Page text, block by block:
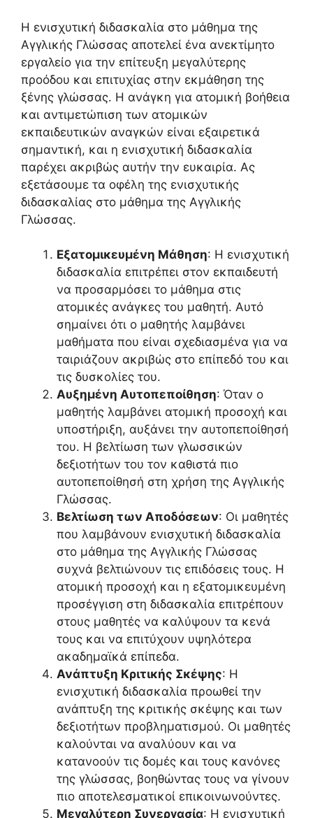
Η ενισχυτική διδασκαλία στο μάθημα της
Αγγλικής Γλώσσας αποτελεί ένα ανεκτίμητο
εργαλείο για την επίτευξη μεγαλύτερης
προόδου και επιτυχίας στην εκμάθηση της
ξένης γλώσσας. Η ανάγκη για ατομική βοήθεια
και αντιμετώπιση των ατομικών
εκπαιδευτικών αναγκών είναι εξαιρετικά
σημαντική, και η ενισχυτική διδασκαλία
παρέχει ακριβώς αυτήν την ευκαιρία. Ας
εξετάσουμε τα οφέλη της ενισχυτικής
διδασκαλίας στο μάθημα της Αγγλικής
Γλώσσας.
Εξατομικευμένη Μάθηση: Η ενισχυτική
διδασκαλία επιτρέπει στον εκπαιδευτή
να προσαρμόσει το μάθημα στις
ατομικές ανάγκες του μαθητή. Αυτό
σημαίνει ότι ο μαθητής λαμβάνει
μαθήματα που είναι σχεδιασμένα για να
ταιριάζουν ακριβώς στο επίπεδό του και
τις δυσκολίες του.
Αυξημένη Αυτοπεποίθηση: Όταν ο
μαθητής λαμβάνει ατομική προσοχή και
υποστήριξη, αυξάνει την αυτοπεποίθησή
του. Η βελτίωση των γλωσσικών
δεξιοτήτων του τον καθιστά πιο
αυτοπεποίθησή στη χρήση της Αγγλικής
Γλώσσας.
Βελτίωση των Αποδόσεων: Οι μαθητές
που λαμβάνουν ενισχυτική διδασκαλία
στο μάθημα της Αγγλικής Γλώσσας
συχνά βελτιώνουν τις επιδόσεις τους. Η
ατομική προσοχή και η εξατομικευμένη
προσέγγιση στη διδασκαλία επιτρέπουν
στους μαθητές να καλύψουν τα κενά
τους και να επιτύχουν υψηλότερα
ακαδημαϊκά επίπεδα.
Ανάπτυξη Κριτικής Σκέψης: Η
ενισχυτική διδασκαλία προωθεί την
ανάπτυξη της κριτικής σκέψης και των
δεξιοτήτων προβληματισμού. Οι μαθητές
καλούνται να αναλύουν και να
κατανοούν τις δομές και τους κανόνες
της γλώσσας, βοηθώντας τους να γίνουν
πιο αποτελεσματικοί επικοινωνούντες.
Μεγαλύτερη Συνεργασία: Η ενισχυτική